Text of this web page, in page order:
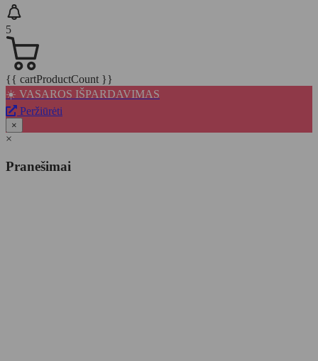
5
{{ cartProductCount }}
☀️ VASAROS IŠPARDAVIMAS
Peržiūrėti
×
×
Pranešimai